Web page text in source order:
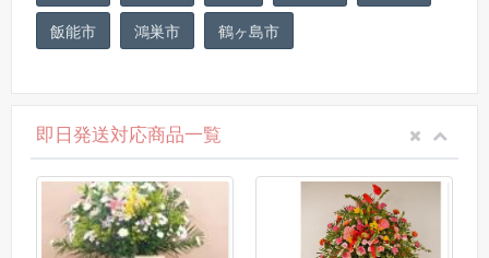
飯能市
鴻巣市 鶴ヶ島市
即日発送対応商品一覧